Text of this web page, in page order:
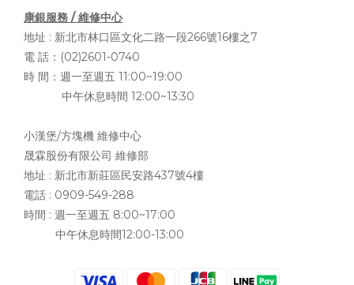
康銀服務 / 維修中心
地址 : 新北市林口區文化二路一段266號16樓之7
電 話：(02)2601-0740
時 間：週一至週五 11:00~19:00
中午休息時間 12:00~13:30
小漢堡/方塊機 維修中心
晟霖股份有限公司 維修部
地址 : 新北市新莊區民安路437號4樓
電話 : 0909-549-288
時間 : 週一至週五 8:00~17:00
中午休息時間12:00-13:00